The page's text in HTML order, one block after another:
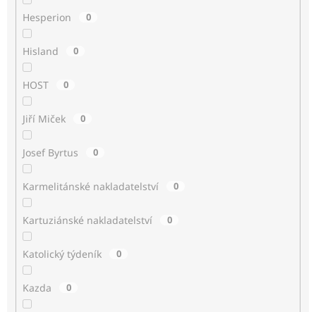
Hesperion 0
Hisland 0
HOST 0
Jiří Miček 0
Josef Byrtus 0
Karmelitánské nakladatelství 0
Kartuziánské nakladatelství 0
Katolický týdeník 0
Kazda 0